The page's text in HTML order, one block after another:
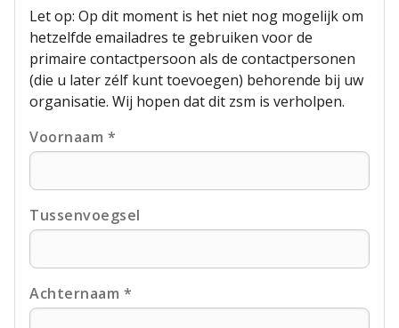
Let op: Op dit moment is het niet nog mogelijk om
hetzelfde emailadres te gebruiken voor de
primaire contactpersoon als de contactpersonen
(die u later zélf kunt toevoegen) behorende bij uw
organisatie. Wij hopen dat dit zsm is verholpen.
Voornaam *
Tussenvoegsel
Achternaam *